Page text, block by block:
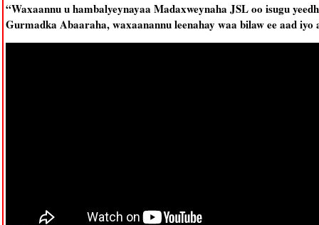
“Waxaannu u hambalyeynayaa Madaxweynaha JSL oo isugu
Gurmadka Abaaraha, waxaanannu leenahay waa bilaw ee aad